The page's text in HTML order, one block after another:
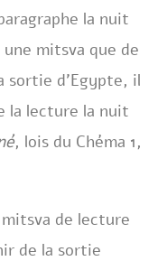
la nuit
mitsva que de
sortie d’Egypte, il
la lecture la nuit
, lois du Chéma 1,
de lecture
de la sortie